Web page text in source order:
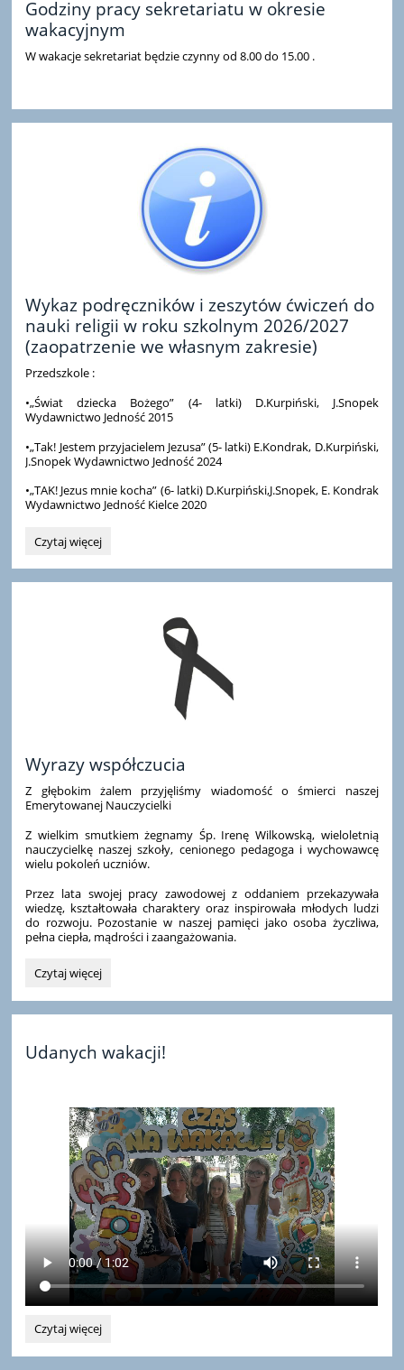
Godziny pracy sekretariatu w okresie
wakacyjnym
W wakacje sekretariat będzie czynny od 8.00 do 15.00 .
Wykaz podręczników i zeszytów ćwiczeń do
nauki religii w roku szkolnym 2026/2027
(zaopatrzenie we własnym zakresie)
Przedszkole :
•„Świat dziecka Bożego” (4- latki) D.Kurpiński, J.Snopek
Wydawnictwo Jedność 2015
•„Tak! Jestem przyjacielem Jezusa” (5- latki) E.Kondrak, D.Kurpiński,
J.Snopek Wydawnictwo Jedność 2024
•„TAK! Jezus mnie kocha” (6- latki) D.Kurpiński,J.Snopek, E. Kondrak
Wydawnictwo Jedność Kielce 2020
Wykaz
i
własnym
zakresie):
Czytaj więcej
Wyrazy współczucia
Z głębokim żalem przyjęliśmy wiadomość o śmierci naszej
Emerytowanej Nauczycielki
Z wielkim smutkiem żegnamy Śp. Irenę Wilkowską, wieloletnią
nauczycielkę naszej szkoły, cenionego pedagoga i wychowawcę
wielu pokoleń uczniów.
Przez lata swojej pracy zawodowej z oddaniem przekazywała
wiedzę, kształtowała charaktery oraz inspirowała młodych ludzi
do rozwoju. Pozostanie w naszej pamięci jako osoba życzliwa,
pełna ciepła, mądrości i zaangażowania.
Wyrazy
Czytaj więcej
Udanych wakacji!
Udanych
Czytaj więcej